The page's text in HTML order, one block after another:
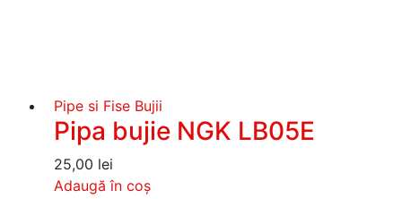
Pipe si Fise Bujii
Pipa bujie NGK LB05E
25,00 lei
Adaugă în coș